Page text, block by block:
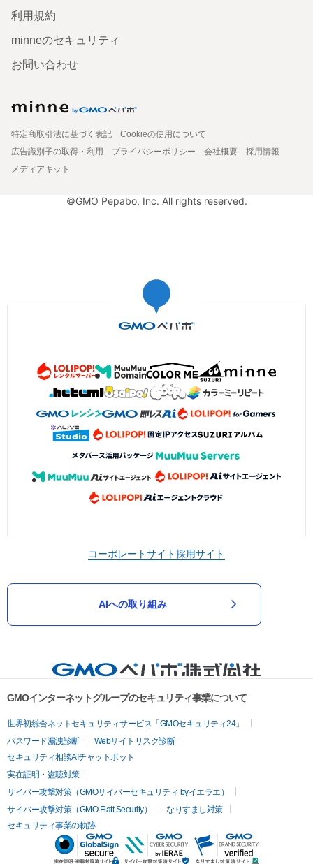
利用規約
minneのセキュリティ
お問い合わせ
特定商取引法に基づく表記
Cookieの使用について
広告識別子の取得・利用
プライバシーポリシー 会社概要
採用情報
メディアキット
©GMO Pepabo, Inc. All rights reserved.
コーポレートサイト採用サイト
AIへの取り組み
GMOインターネットグループのセキュリティ事業について
世界初総合ネットセキュリティサービス「GMOセキュリティ24」
パスワード漏洩診断
Webサイトリスク診断
セキュリティ相談AIチャットボット
実在証明・盗聴対策
サイバー攻撃対策（GMOサイバーセキュリティ byイエラエ）
サイバー攻撃対策（GMO Flatt Security）
なりすまし対策
セキュリティ事業の軌跡